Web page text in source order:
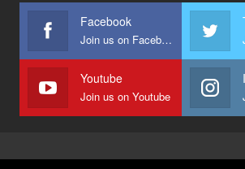
Facebook
Join us on Facebook
Youtube
Join us on Youtube